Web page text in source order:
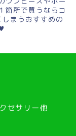
箇所で買うならコ
まうおすすめの
セサリー他